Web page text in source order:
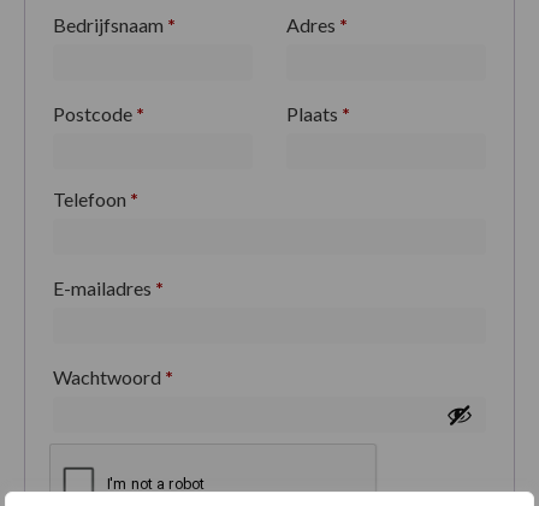
Bedrijfsnaam * Adres *
Postcode * Plaats *
Telefoon *
E-mailadres *
Wachtwoord *